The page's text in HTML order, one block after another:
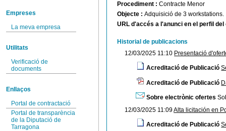
Empreses
La meva empresa
Utilitats
Verificació de
documents
Enllaços
Portal de contractació
Portal de transparència
de la Diputació de
Tarragona
Procediment :Contracte Menor
Objecte :Adquisició de 3 workstations.
URL d'accés a l'anunci en el perfil
Historial de publicacions
12/03/2025 11:10 Presentació
Acreditació de Publicació
Acreditació de Publicació
Sobre electrònic ofertes
12/03/2025 11:09Alta licitación en
Acreditació de Publicació